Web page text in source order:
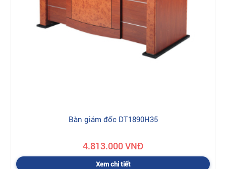
Bàn giám đốc DT1890H35
4.813.000 VNĐ
Xem chi tiết